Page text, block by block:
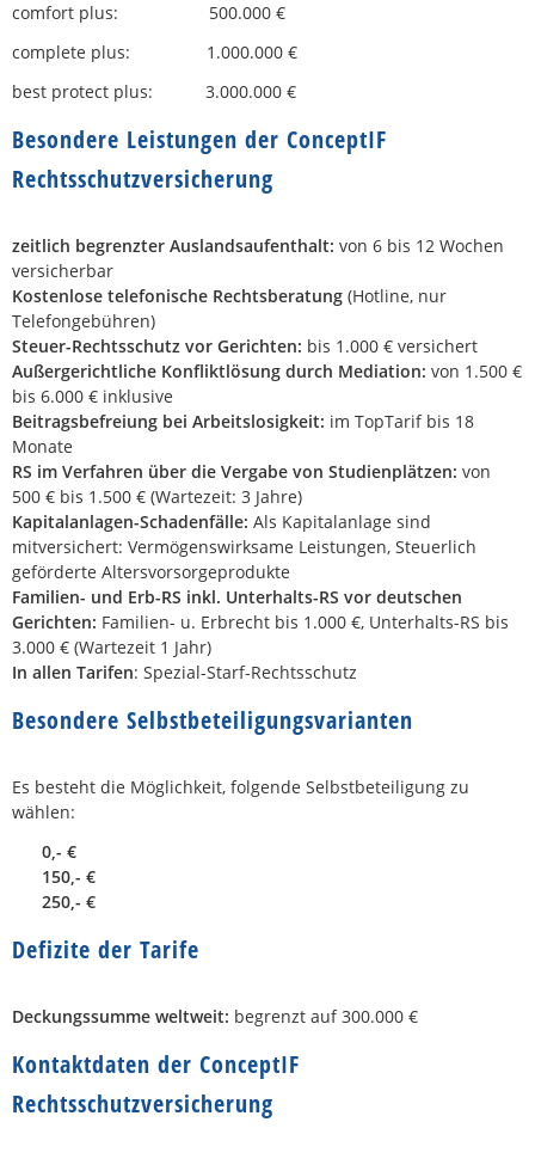
comfort plus: 500.000 €
complete plus: 1.000.000 €
best protect plus: 3.000.000 €
Besondere Leistungen der ConceptIF
Rechtsschutzversicherung
zeitlich begrenzter Auslandsaufenthalt: von 6 bis 12 Wochen
versicherbar
Kostenlose telefonische Rechtsberatung (Hotline, nur
Telefongebühren)
Steuer-Rechtsschutz vor Gerichten: bis 1.000 € versichert
Außergerichtliche Konfliktlösung durch Mediation: von 1.500 €
bis 6.000 € inklusive
Beitragsbefreiung bei Arbeitslosigkeit: im TopTarif bis 18
Monate
RS im Verfahren über die Vergabe von Studienplätzen: von
500 € bis 1.500 € (Wartezeit: 3 Jahre)
Kapitalanlagen-Schadenfälle: Als Kapitalanlage sind
mitversichert: Vermögenswirksame Leistungen, Steuerlich
geförderte Altersvorsorgeprodukte
Familien- und Erb-RS inkl. Unterhalts-RS vor deutschen
Gerichten: Familien- u. Erbrecht bis 1.000 €, Unterhalts-RS bis
3.000 € (Wartezeit 1 Jahr)
In allen Tarifen: Spezial-Starf-Rechtsschutz
Besondere Selbstbeteiligungsvarianten
Es besteht die Möglichkeit, folgende Selbstbeteiligung zu
wählen:
0,- €
150,- €
250,- €
Defizite der Tarife
Deckungssumme weltweit: begrenzt auf 300.000 €
Kontaktdaten der ConceptIF
Rechtsschutzversicherung